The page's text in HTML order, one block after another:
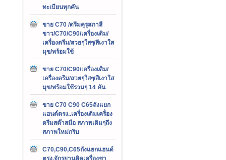
ทะเบียนทุกคัน
ขาย C70 /ดรีมคุรุสภาสี
ขาว/C70/C90/เครื่องเดิม/
เครื่องดรีม/สวยๆใสๆ/สีเงาใส
มุข/พร้อมใช้
ขาย C70/C90/เครื่องเดิม/
เครื่องดรีม/สวยๆใสๆ/สีเงาใส
มุข/พร้อมใช้รวมๆ 14 คัน
ขาย C70 C90 C65ถังแยก
แฮนด์ตรง..เครื่องเดิมเครื่อง
ดรีมสต๊าสมือ สภาพเดิมๆถึง
สภาพใหม่กริบ
C70,C90,C65ถังแยกแฮนด์
ตรง,จักรยานติดเครื่องชา